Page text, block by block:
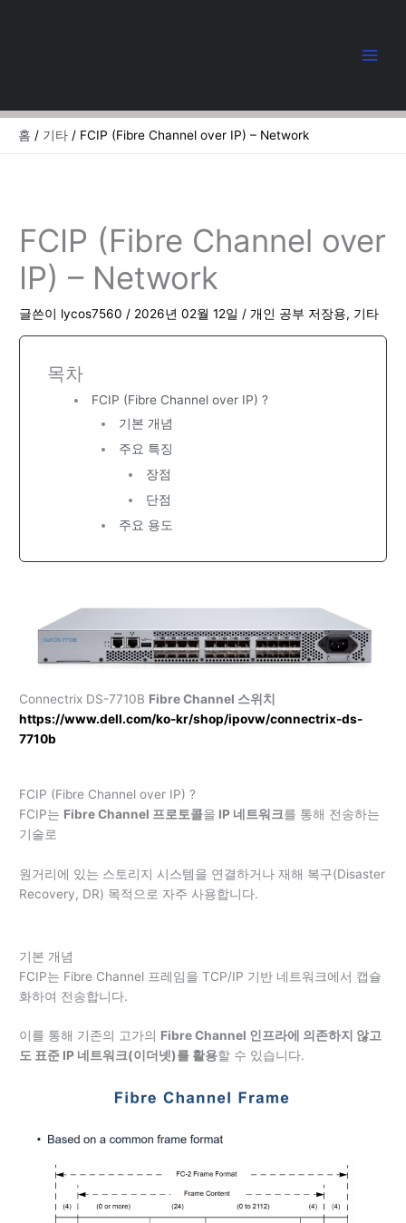
너
홈 기타 FCIP (Fibre Channel over IP) – Network
FCIP (Fibre Channel over
IP) – Network
글쓴이 lycos7560/ 2026년 02월 12일/개인 공부 저장용, 기타
목차
FCIP (Fibre Channel over IP) ?
기본 개념
주요 특징
장점
단점
주요 용도
Connectrix DS-7710B Fibre Channel 스위치
https://www.dell.com/ko-kr/shop/ipovw/connectrix-ds-
7710b
FCIP (Fibre Channel over IP) ?
FCIP는 Fibre Channel 프로토콜을 IP 네트워크를 통해 전송하는
기술로
원거리에 있는 스토리지 시스템을 연결하거나 재해 복구(Disaster
Recovery, DR) 목적으로 자주 사용합니다.
기본 개념
FCIP는 Fibre Channel 프레임을 TCP/IP 기반 네트워크에서 캡슐
화하여 전송합니다.
이를 통해 기존의 고가의 Fibre Channel 인프라에 의존하지 않고
도 표준 IP 네트워크(이더넷)를 활용할 수 있습니다.